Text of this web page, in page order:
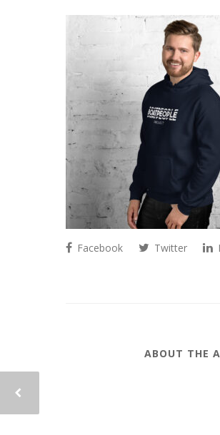
Facebook Twitter
ABOUT THE